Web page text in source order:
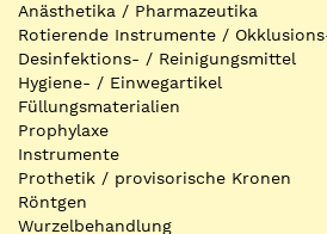
Anästhetika / Pharmazeutika
Rotierende Instrumente /
Desinfektions- / Reinigungsmittel
Hygiene- / Einwegartikel
Füllungsmaterialien
Prophylaxe
Instrumente
Prothetik / provisorische Kronen
Röntgen
Wurzelbehandlung